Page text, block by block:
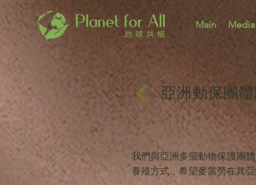
Main Media
亞洲動保團
我們與亞洲多個動物保護團
養殖方式，希望麥當勞在其